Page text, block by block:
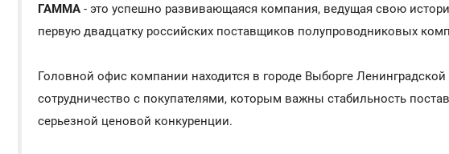
ГАММА - это успешно развивающаяся компания, ведущая свою
первую двадцатку российских поставщиков полупроводниковых
Головной офис компании находится в городе Выборге
сотрудничество с покупателями, которым важны стабильность
серьезной ценовой конкуренции.